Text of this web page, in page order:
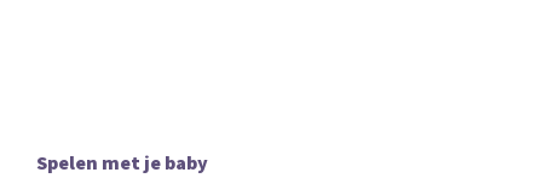
Spelen met je baby